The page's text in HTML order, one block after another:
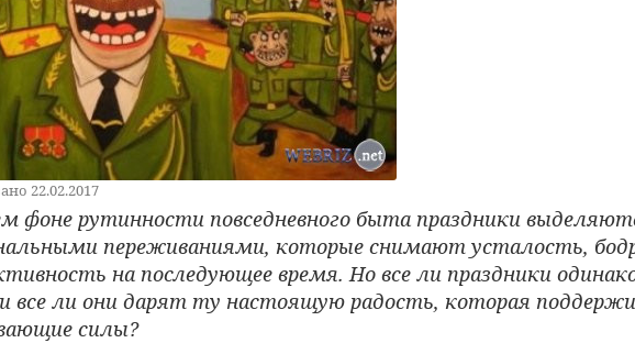
22.02.2017
фоне рутинности повседневного быта праздники
переживаниями, которые снимают усталость,
на последующее время. Но все ли праздники
все ли они дарят ту настоящую радость, которая
силы?